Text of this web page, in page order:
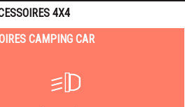
4X4
CAMPING CAR